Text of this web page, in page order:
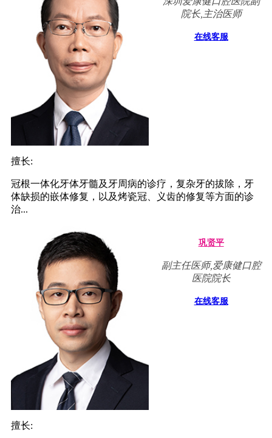
院长,主治医师
在线客服
擅长:
冠根一体化牙体牙髓及牙周病的诊疗，复杂牙的拔除，牙
体缺损的嵌体修复，以及烤瓷冠、义齿的修复等方面的诊
治...
巩贤平
副主任医师,爱康健口腔
医院院长
在线客服
擅长: